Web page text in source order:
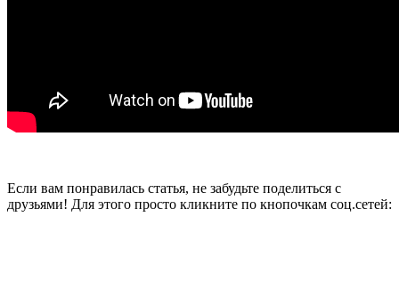
Если вам понравилась статья, не забудьте поделиться с
друзьями! Для этого просто кликните по кнопочкам соц.сетей: